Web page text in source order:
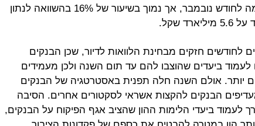
מיליארד שקל, נתון דומה לחודש נובמבר, אך נמוך בשיעור של 16% בהשוואה לנתון
שקל.
לחודשים חזקים מבחינת הלוואות לדיור, שכן הבנקים
לעמוד ביעדים שהוצבו להם עד תום השנה ולכן מעמידים
יותר. אולם השנה חלה תפנית באסטרטגיה של הבנקים
הבנקים להקצות אשראי לסקטורים אחרים. הסיבה
לעמוד ביעדי הלימות ההון שהציב אגף הפיקוח על הבנקים,